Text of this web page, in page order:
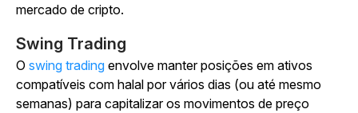
mercado de cripto.
Swing Trading
O swing trading envolve manter posições em ativos
compatíveis com halal por vários dias (ou até mesmo
semanas) para capitalizar os movimentos de preço